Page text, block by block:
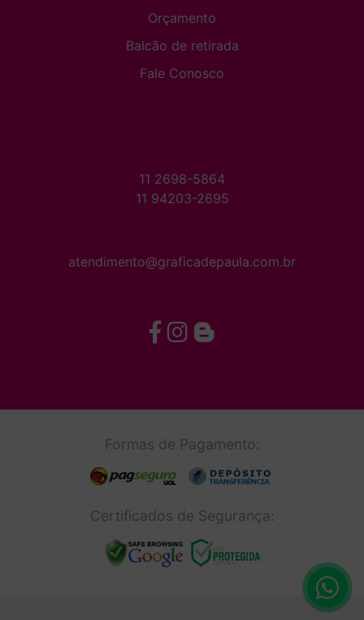
Orçamento
Balcão de retirada
Fale Conosco
11 2698-5864
11 94203-2695
atendimento@graficadepaula.com.br
Formas de Pagamento:
Certificados de Segurança: